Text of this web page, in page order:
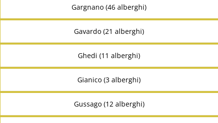
Gargnano (46 alberghi)
Gavardo (21 alberghi)
Ghedi (11 alberghi)
Gianico (3 alberghi)
Gussago (12 alberghi)